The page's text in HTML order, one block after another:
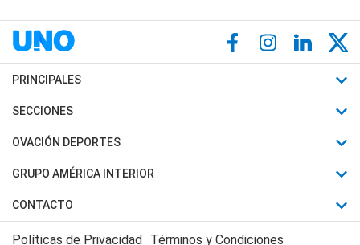
PRINCIPALES
Últimas Noticias
Política
Judiciales
Economia
SECCIONES
Horóscopo
Motores
Trucos caseros
OVACIÓN DEPORTES
Fútbol
Mundial
Automovilismo
GRUPO AMÉRICA INTERIOR
Canal 7 en Vivo
CONTACTO
Acerca de Nosotros
Políticas de Privacidad Términos y Condiciones